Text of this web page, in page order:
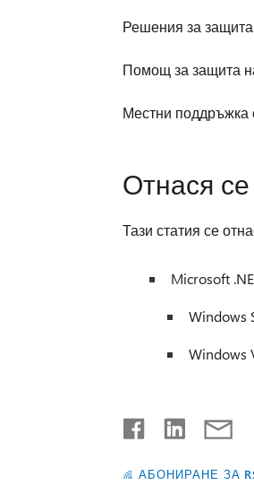
Решения за
Помощ за защита
Местни поддръжка
Отнася
Тази статия се
Microsoft
Windows
Windows
АБОНИРАНЕ ЗА